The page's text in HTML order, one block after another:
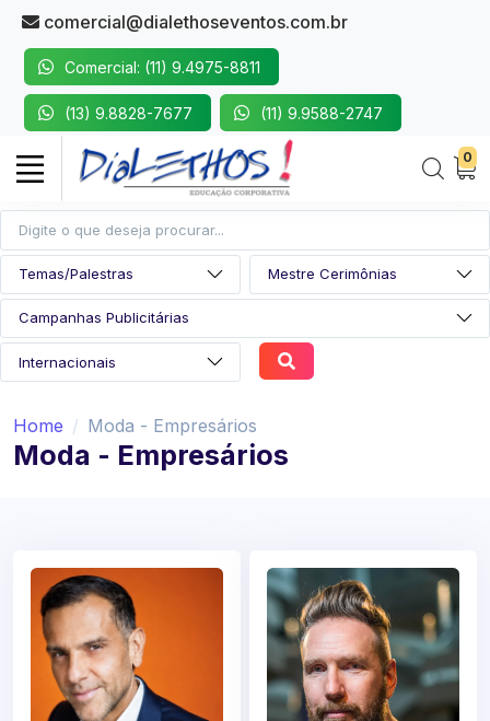
comercial@dialethoseventos.com.br
Comercial: (11) 9.4975-8811
(13) 9.8828-7677 (11) 9.9588-2747
0
Home Moda - Empresários
Moda - Empresários